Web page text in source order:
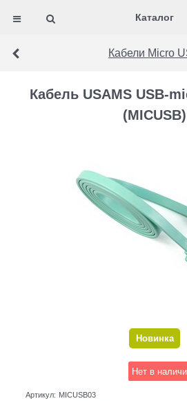
Каталог
Кабели Micro
Кабель USAMS USB-
(MICUSB)
Новинка
Нет в
Артикул: MICUSB03